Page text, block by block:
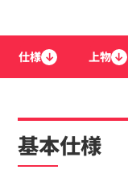
仕様 ↓ 上物 ↓
基本仕様